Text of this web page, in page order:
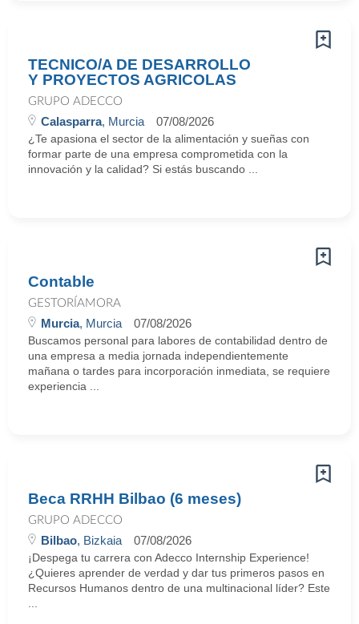
TECNICO/A DE DESARROLLO
Y PROYECTOS AGRICOLAS
GRUPO ADECCO
Calasparra, Murcia 07/08/2026
¿Te apasiona el sector de la alimentación y sueñas con
formar parte de una empresa comprometida con la
innovación y la calidad? Si estás buscando ...
Contable
GESTORÍAMORA
Murcia, Murcia 07/08/2026
Buscamos personal para labores de contabilidad dentro de
una empresa a media jornada independientemente
mañana o tardes para incorporación inmediata, se requiere
experiencia ...
Beca RRHH Bilbao (6 meses)
GRUPO ADECCO
Bilbao, Bizkaia 07/08/2026
¡Despega tu carrera con Adecco Internship Experience!
¿Quieres aprender de verdad y dar tus primeros pasos en
Recursos Humanos dentro de una multinacional líder? Este